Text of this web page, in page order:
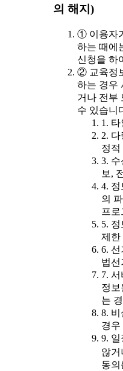
의 해지)
① 이용자
하는 때에
신청을 하
② 교육정
하는 경우
거나 전부
수 있습니
1.
2.
정적
3.
보,
4.
의
프
5.
제한
6.
법선
7.
정보
는
8.
경우
9. 일
않거
동의